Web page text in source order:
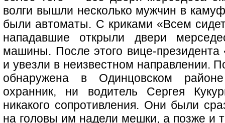
волги вышли несколько мужчин в
были автоматы. С криками «Всем
нападавшие открыли двери
машины. После этого вице-президента
и увезли в неизвестном направлении.
обнаружена в Одинцовском
охранник, ни водитель Сергея
никакого сопротивления. Они были
на головы им надели мешки, а позже и